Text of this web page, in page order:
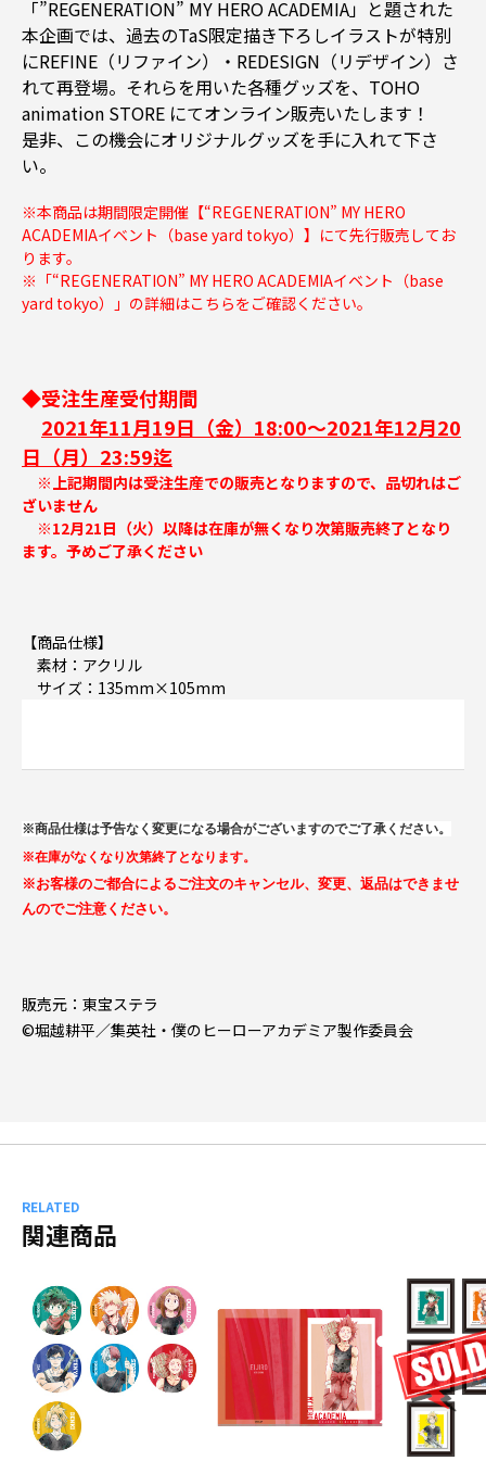
「”REGENERATION” MY HERO ACADEMIA」と題された
本企画では、過去のTaS限定描き下ろしイラストが特別
にREFINE（リファイン）・REDESIGN（リデザイン）さ
れて再登場。それらを用いた各種グッズを、TOHO
animation STORE にてオンライン販売いたします！
是非、この機会にオリジナルグッズを手に入れて下さ
い。
※本商品は期間限定開催【“REGENERATION” MY HERO
ACADEMIAイベント（base yard tokyo）】にて先行販売してお
ります。
※「“REGENERATION” MY HERO ACADEMIAイベント（base
yard tokyo）」の詳細はこちらをご確認ください。
◆受注生産受付期間
2021年11月19日（金）18:00～2021年12月20
日（月）23:59迄
※上記期間内は受注生産での販売となりますので、品切れはご
ざいません
※12月21日（火）以降は在庫が無くなり次第販売終了となり
ます。予めご了承ください
【商品仕様】
素材：アクリル
サイズ：135mm×105mm
※商品仕様は予告なく変更になる場合がございますのでご了承ください。
※在庫がなくなり次第終了となります。
※お客様のご都合によるご注文のキャンセル、変更、返品はできませ
んのでご注意ください。
販売元：東宝ステラ
©堀越耕平／集英社・僕のヒーローアカデミア製作委員会
RELATED
関連商品